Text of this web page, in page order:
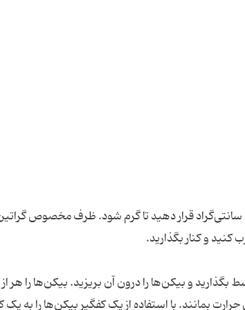
کلم و بیکن با قارچ خامه‌ای ابتدا فر را روی 180 درجه سانتی‌گراد قرار دهید تا گرم شود. ظرف مخصوص
و کنار بگذارید.
بگذارید و بیکن‌ها را درون آن بریزید. بیکن‌ها را هر
بمانند. با استفاده از یک کفگیر بیکن‌ها را به یک